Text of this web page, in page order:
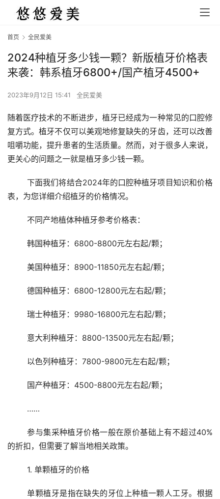
首页 全民爱美
2024种植牙多少钱一颗？新版植牙价格表
来袭：韩系植牙6800+/国产植牙4500+
2023年9月12日 15:41 全民爱美
随着医疗技术的不断进步，植牙已经成为一种常见的口腔修
复方式。植牙不仅可以美观地修复缺失的牙齿，还可以改善
咀嚼功能，提升患者的生活质量。然而，对于很多人来说，
更关心的问题之一就是植牙多少钱一颗。
	下面我们将结合2024年的口腔种植牙项目知识和价格
表，为您详细介绍植牙的价格情况。
	不同产地植体种植牙参考价格表：
	韩国种植牙：6800-8800元左右起/颗；
	美国种植牙：8900-11850元左右起/颗；
	德国种植牙：6800-12800元左右起/颗；
	瑞士种植牙：9980-16800元左右起/颗；
	意大利种植牙：8800-13500元左右起/颗；
	以色列种植牙：7800-9800元左右起/颗；
	国产种植牙：4500-8800元左右起/颗；
	……
	参与集采种植牙价格一般在原价基础上有不超过40%
的折扣，但需要了解当地相关政策。
	1. 单颗植牙的价格
	单颗植牙是指在缺失的牙位上种植一颗人工牙。根据